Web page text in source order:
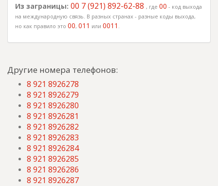
Из заграницы: 00 7 (921) 892-62-88 , где 00 - код выхода
на международную связь. В разных странах - разные коды выхода,
но как правило это 00, 011 или 0011 .
Другие номера телефонов:
8 921 8926278
8 921 8926279
8 921 8926280
8 921 8926281
8 921 8926282
8 921 8926283
8 921 8926284
8 921 8926285
8 921 8926286
8 921 8926287